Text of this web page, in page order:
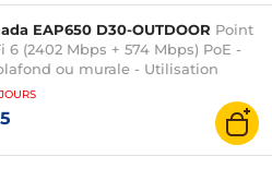
EAP650 D30-OUTDOOR Point
6 (2402 Mbps + 574 Mbps) PoE -
ou murale - Utilisation